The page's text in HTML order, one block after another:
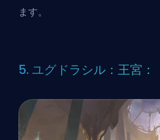
ます。
5. ユグドラシル：王宮：